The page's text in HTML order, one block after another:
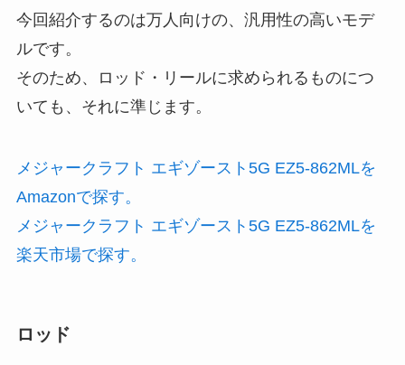
今回紹介するのは万人向けの、汎用性の高いモデ
ルです。
そのため、ロッド・リールに求められるものにつ
いても、それに準じます。
メジャークラフト エギゾースト5G EZ5-862MLを
Amazonで探す。
メジャークラフト エギゾースト5G EZ5-862MLを
楽天市場で探す。
ロッド